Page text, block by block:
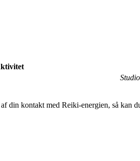
din kontakt med Reiki-energien, så kan